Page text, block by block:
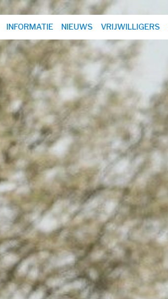
INFORMATIE NIEUWS VRIJWILLIGERS